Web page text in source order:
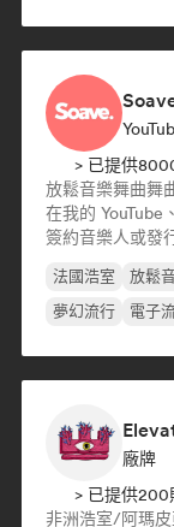
> 已提供
放鬆音樂舞曲舞
在我的 YouTube
簽約音樂人或發
法國浩室 放鬆
夢幻流行
電子
廠牌
> 已提供200
非洲浩室/阿瑪